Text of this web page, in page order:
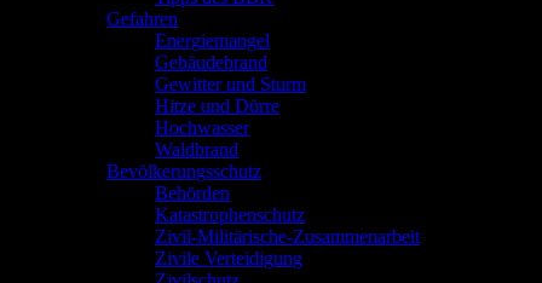
Gefahren
Energiemangel
Gebäudebrand
Gewitter und Sturm
Hitze und Dürre
Hochwasser
Waldbrand
Bevölkerungsschutz
Behörden
Katastrophenschutz
Zivil-Militärische-Zusammenarbeit
Zivile Verteidigung